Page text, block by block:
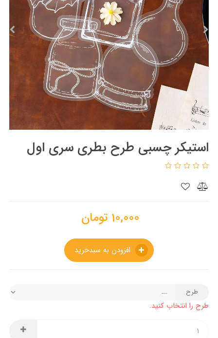
استیکر چسبی طرح بطری سری اول
10,000 تومان
طرح
طرح را انتخاب کنید.